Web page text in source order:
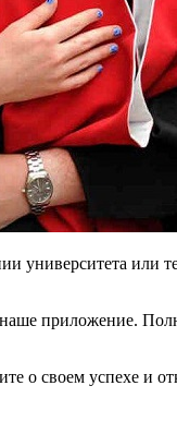
или
приложение.
о своем успехе и